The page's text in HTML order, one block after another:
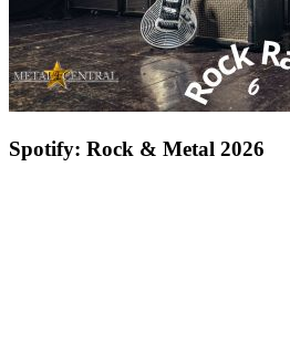
Spotify: Rock & Metal 2026